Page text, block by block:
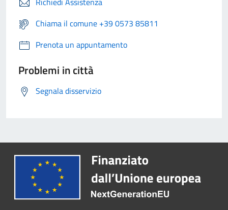
Chiama il comune +39 0573 85811
Prenota un appuntamento
Problemi in città
Segnala disservizio